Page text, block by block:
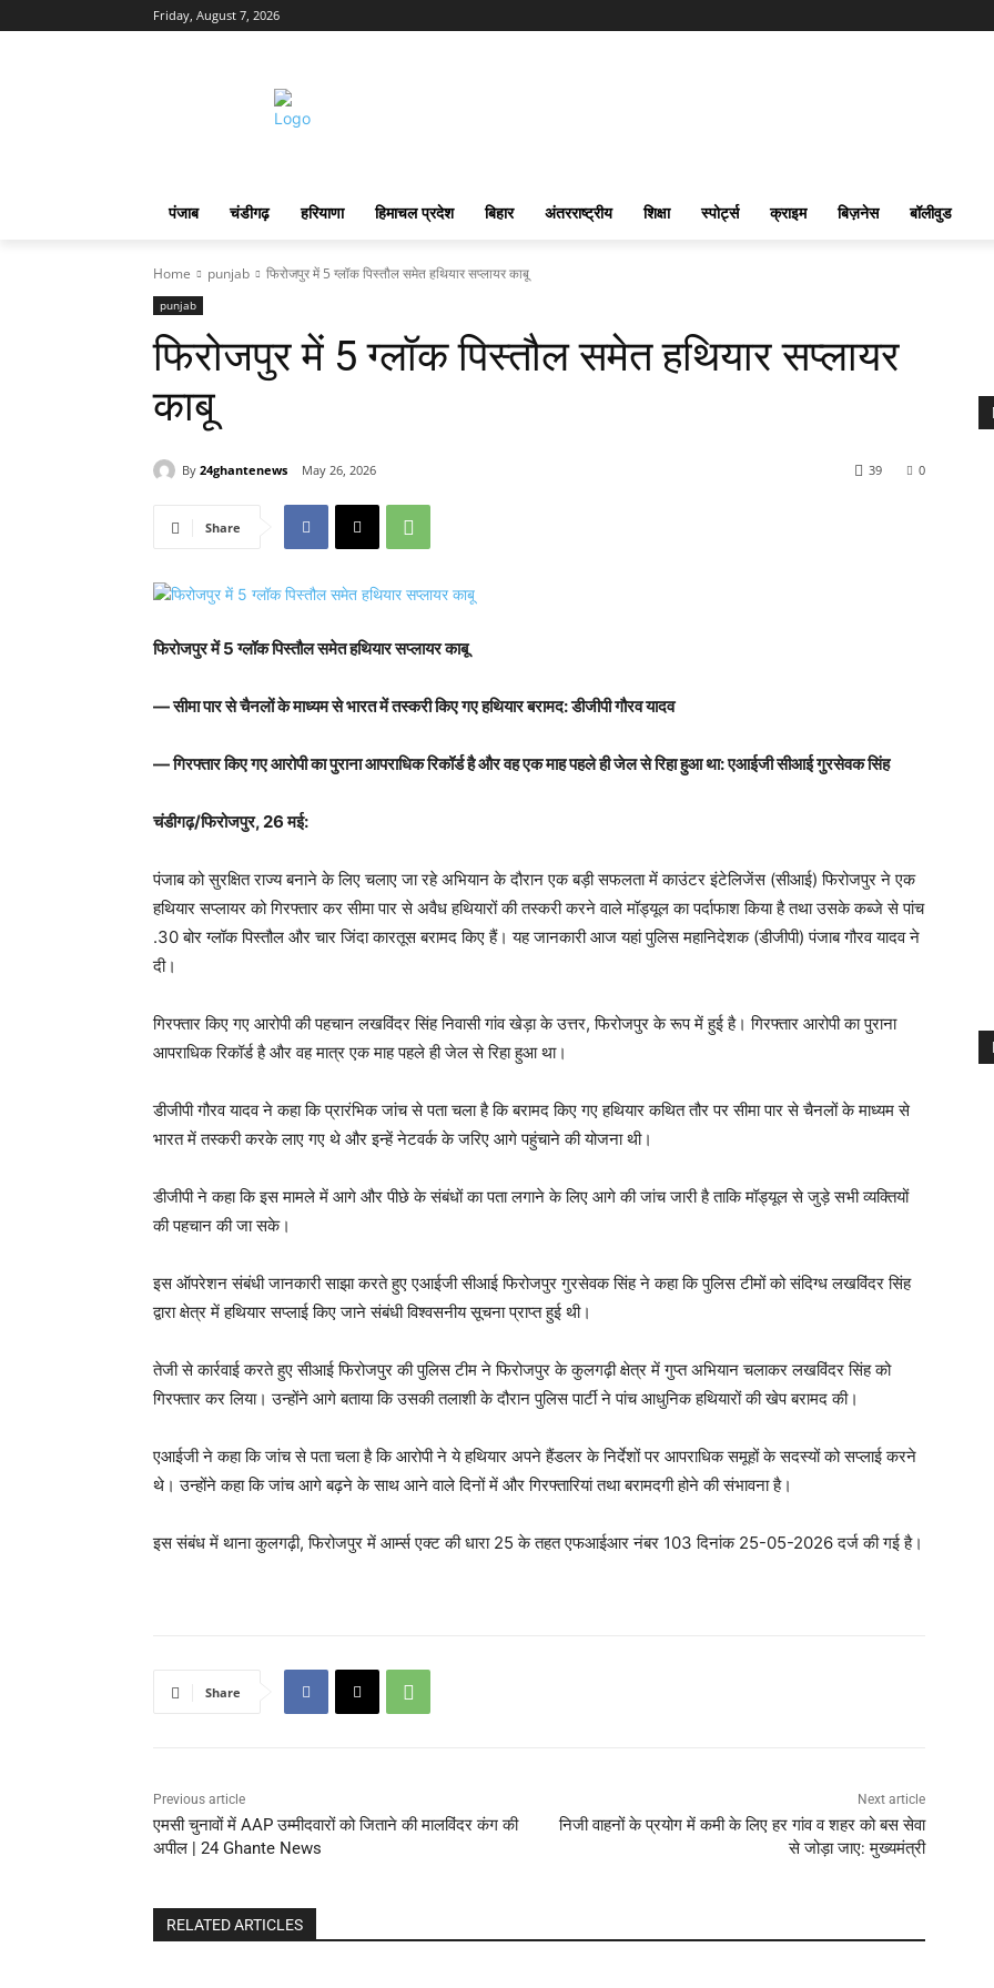
Friday, August 7, 2026
पंजाब चंडीगढ़ हरियाणा हिमाचल प्रदेश बिहार अंतरराष्ट्रीय शिक्षा स्पोर्ट्स क्राइम बिज़नेस बॉलीवुड
Home punjab फिरोजपुर में 5 ग्लॉक पिस्तौल समेत हथियार सप्लायर काबू
punjab
फिरोजपुर में 5 ग्लॉक पिस्तौल समेत हथियार सप्लायर
काबू
By 24ghantenews May 26, 2026 0
39
Share
फिरोजपुर में 5 ग्लॉक पिस्तौल समेत हथियार सप्लायर काबू
— सीमा पार से चैनलों के माध्यम से भारत में तस्करी किए गए हथियार बरामद: डीजीपी गौरव यादव
— गिरफ्तार किए गए आरोपी का पुराना आपराधिक रिकॉर्ड है और वह एक माह पहले ही जेल से रिहा हुआ था: एआईजी सीआई गुरसेवक सिंह
चंडीगढ़/फिरोजपुर, 26 मई:
पंजाब को सुरक्षित राज्य बनाने के लिए चलाए जा रहे अभियान के दौरान एक बड़ी सफलता में काउंटर इंटेलिजेंस (सीआई) फिरोजपुर ने एक
हथियार सप्लायर को गिरफ्तार कर सीमा पार से अवैध हथियारों की तस्करी करने वाले मॉड्यूल का पर्दाफाश किया है तथा उसके कब्जे से पांच
.30 बोर ग्लॉक पिस्तौल और चार जिंदा कारतूस बरामद किए हैं। यह जानकारी आज यहां पुलिस महानिदेशक (डीजीपी) पंजाब गौरव यादव ने
दी।
गिरफ्तार किए गए आरोपी की पहचान लखविंदर सिंह निवासी गांव खेड़ा के उत्तर, फिरोजपुर के रूप में हुई है। गिरफ्तार आरोपी का पुराना
आपराधिक रिकॉर्ड है और वह मात्र एक माह पहले ही जेल से रिहा हुआ था।
डीजीपी गौरव यादव ने कहा कि प्रारंभिक जांच से पता चला है कि बरामद किए गए हथियार कथित तौर पर सीमा पार से चैनलों के माध्यम से
भारत में तस्करी करके लाए गए थे और इन्हें नेटवर्क के जरिए आगे पहुंचाने की योजना थी।
डीजीपी ने कहा कि इस मामले में आगे और पीछे के संबंधों का पता लगाने के लिए आगे की जांच जारी है ताकि मॉड्यूल से जुड़े सभी व्यक्तियों
की पहचान की जा सके।
इस ऑपरेशन संबंधी जानकारी साझा करते हुए एआईजी सीआई फिरोजपुर गुरसेवक सिंह ने कहा कि पुलिस टीमों को संदिग्ध लखविंदर सिंह
द्वारा क्षेत्र में हथियार सप्लाई किए जाने संबंधी विश्वसनीय सूचना प्राप्त हुई थी।
तेजी से कार्रवाई करते हुए सीआई फिरोजपुर की पुलिस टीम ने फिरोजपुर के कुलगढ़ी क्षेत्र में गुप्त अभियान चलाकर लखविंदर सिंह को
गिरफ्तार कर लिया। उन्होंने आगे बताया कि उसकी तलाशी के दौरान पुलिस पार्टी ने पांच आधुनिक हथियारों की खेप बरामद की।
एआईजी ने कहा कि जांच से पता चला है कि आरोपी ने ये हथियार अपने हैंडलर के निर्देशों पर आपराधिक समूहों के सदस्यों को सप्लाई करने
थे। उन्होंने कहा कि जांच आगे बढ़ने के साथ आने वाले दिनों में और गिरफ्तारियां तथा बरामदगी होने की संभावना है।
इस संबंध में थाना कुलगढ़ी, फिरोजपुर में आर्म्स एक्ट की धारा 25 के तहत एफआईआर नंबर 103 दिनांक 25-05-2026 दर्ज की गई है।
Share
Previous article
एमसी चुनावों में AAP उम्मीदवारों को जिताने की मालविंदर कंग की
अपील | 24 Ghante News
Next article
निजी वाहनों के प्रयोग में कमी के लिए हर गांव व शहर को बस सेवा
से जोड़ा जाए: मुख्यमंत्री
RELATED ARTICLES